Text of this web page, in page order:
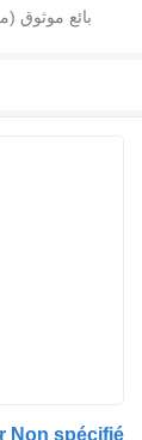
Non spécifié